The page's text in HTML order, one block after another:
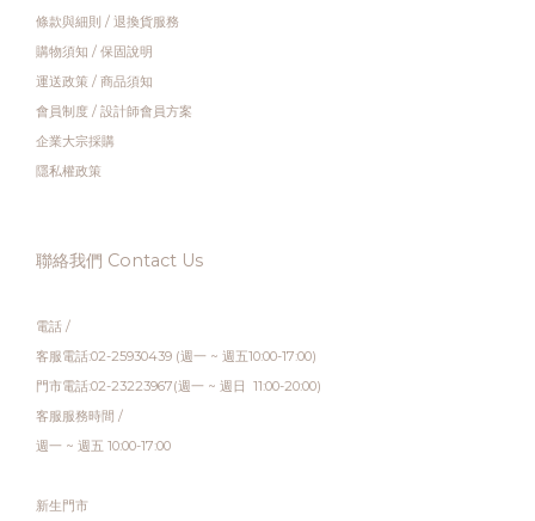
條款與細則 / 退換貨服務
購物須知 / 保固說明
運送政策 / 商品須知
會員制度 / 設計師會員方案
企業大宗採購
隱私權政策
聯絡我們 Contact Us
電話 /
客服電話:02-25930439 (週一 ~ 週五10:00-17:00)
門市電話:02-23223967(週一 ~ 週日 11:00-20:00)
客服服務時間 /
週一 ~ 週五 10:00-17:00
新生門市